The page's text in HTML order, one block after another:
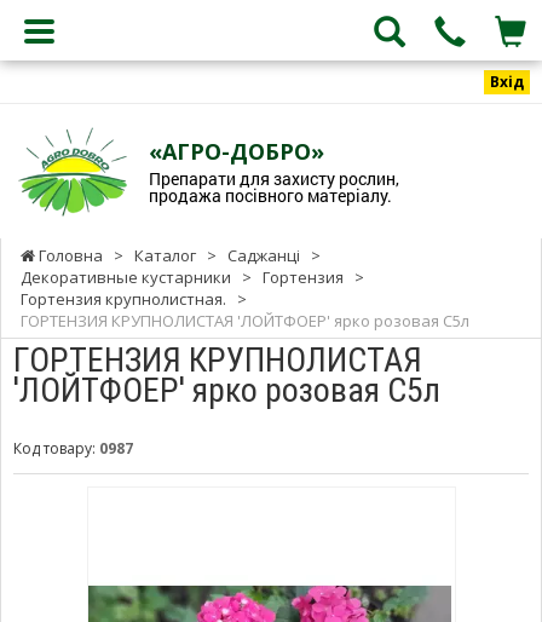
Вхід
«АГРО-ДОБРО»
Препарати для захисту рослин,
продажа посівного матеріалу.
Головна > Каталог > Саджанці
>
Декоративные кустарники
> Гортензия
>
Гортензия крупнолистная.
>
ГОРТЕНЗИЯ КРУПНОЛИСТАЯ 'ЛОЙТФОЕР' ярко розовая С5л
ГОРТЕНЗИЯ КРУПНОЛИСТАЯ
'ЛОЙТФОЕР' ярко розовая С5л
Код товару: 0987